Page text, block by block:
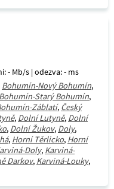
- Mb/s | odezva: - ms
Bohumín-Nový Bohumín,
Bohumín-Starý Bohumín,
Záblatí, Český
, Dolní Lutyně, Dolní
, Dolní Žukov, Doly,
, Horní Těrlicko, Horní
Doly, Karviná-
Darkov, Karviná-Louky,